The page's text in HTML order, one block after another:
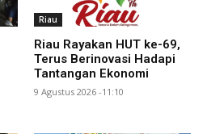
Riau
Riau Rayakan HUT ke-69,
Terus Berinovasi Hadapi
Tantangan Ekonomi
9 Agustus 2026 -11:10